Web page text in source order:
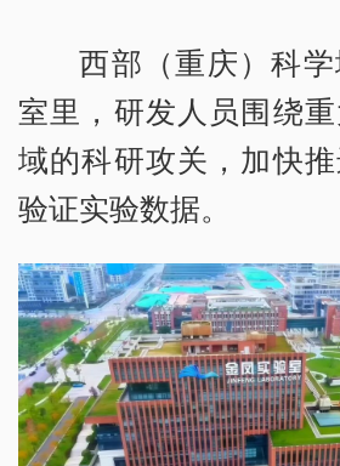
西部（重庆）科
室里，研发人员围绕
域的科研攻关，加快推
验证实验数据。